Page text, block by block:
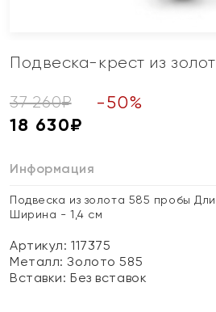
Подвеска-крест из
37 260₽ -50%
18 630₽
Информация
Подвеска из золота 585 пробы
Ширина - 1,4 см
Артикул: 117375
Металл:Золото 585
Вставки:Без вставок